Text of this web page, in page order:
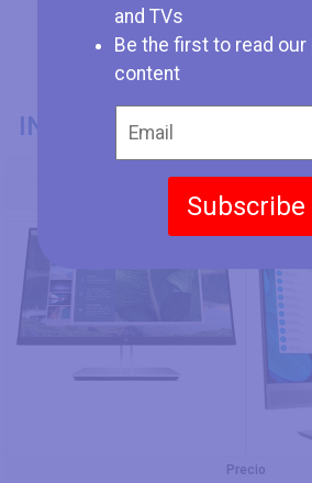
and TVs
Be the first to read our
content
Subscribe
INFORMACIÓN GENERAL
Precio